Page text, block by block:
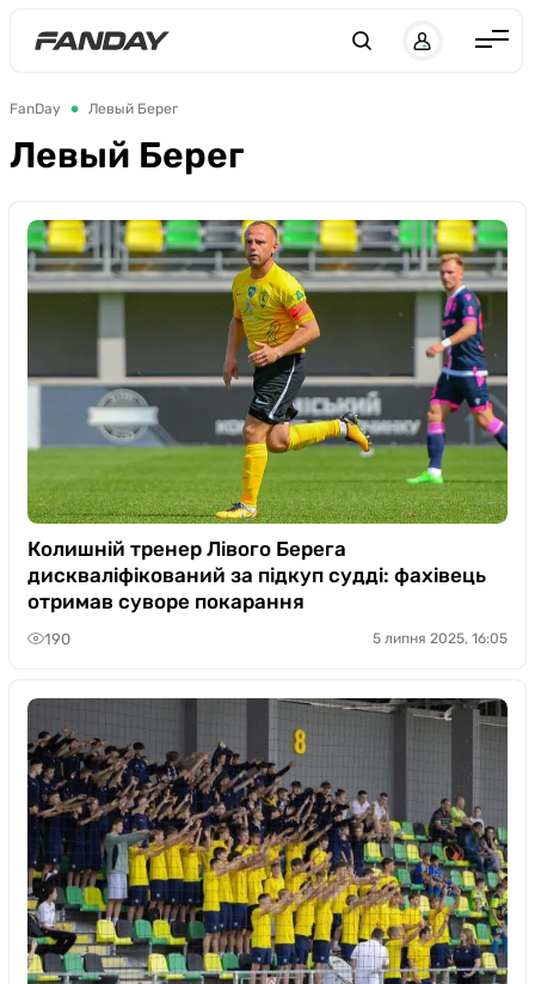
Італія
Франція
Україна
ЛЧ
ЛЕ
ЧЕ-2028
Букмекери
Казино
FanDay Левый Берег
Левый Берег
Колишній тренер Лівого Берега
дискваліфікований за підкуп судді: фахівець
отримав суворе покарання
190 5 липня 2025, 16:05